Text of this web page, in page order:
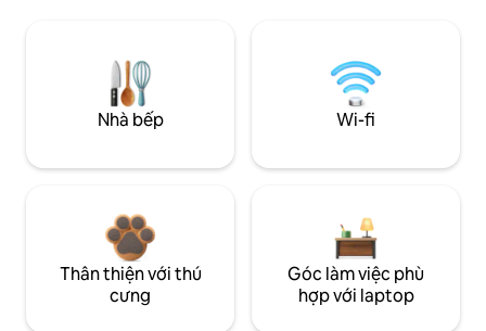
Nhà bếp Wi-fi
Thân thiện với thú
cưng
Góc làm việc phù
hợp với laptop